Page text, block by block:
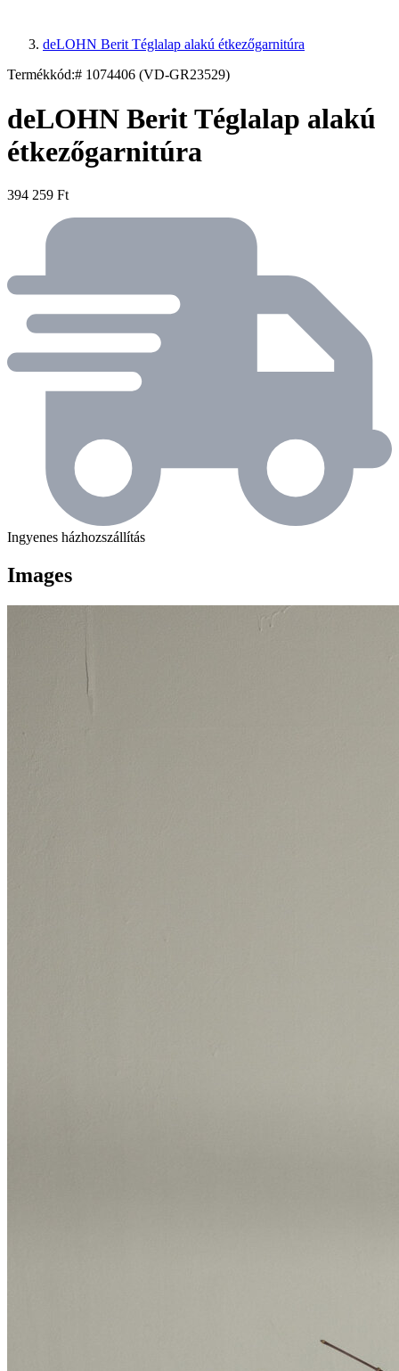
deLOHN Berit Téglalap alakú étkezőgarnitúra
Termékkód:# 1074406 (VD-GR23529)
deLOHN Berit Téglalap alakú
étkezőgarnitúra
394 259 Ft
Ingyenes házhozszállítás
Images